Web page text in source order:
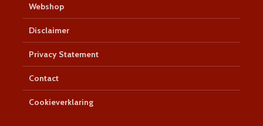
Webshop
Disclaimer
Privacy Statement
Contact
Cookieverklaring